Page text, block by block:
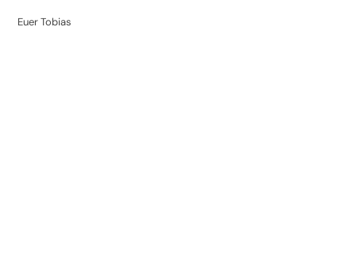
Euer Tobias